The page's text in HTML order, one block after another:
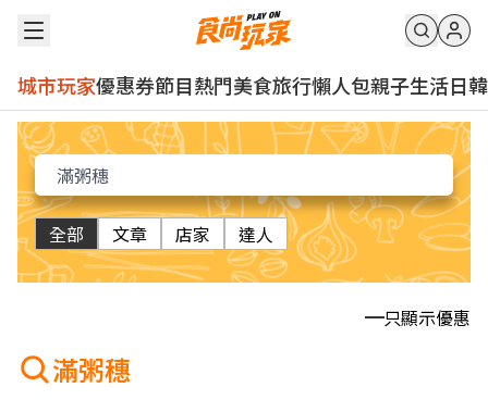
城市玩家優惠券節目熱門美食旅行懶人包親子生活日韓
全部 文章 店家 達人
只顯示優惠
滿粥穗